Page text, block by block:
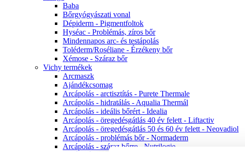
Baba
Bőrgyógyászati vonal
Dépiderm - Pigmentfoltok
Hyséac - Problémás, zíros bőr
Mindennapos arc- és testápolás
Toléderm/Roséliane - Érzékeny bőr
Xémose - Száraz bőr
Vichy termékek
Arcmaszk
Ajándékcsomag
Arcápolás - arctisztítás - Purete Thermale
Arcápolás - hidratálás - Aqualia Thermál
Arcápolás - ideális bőrért - Idealia
Arcápolás - öregedésgátlás 40 év felett - Liftactiv
Arcápolás - öregedésgátlás 50 és 60 év felett - Neovadiol
Arcápolás - problémás bőr - Normaderm
Arcápolás - száraz bőrre - Nutrilogie